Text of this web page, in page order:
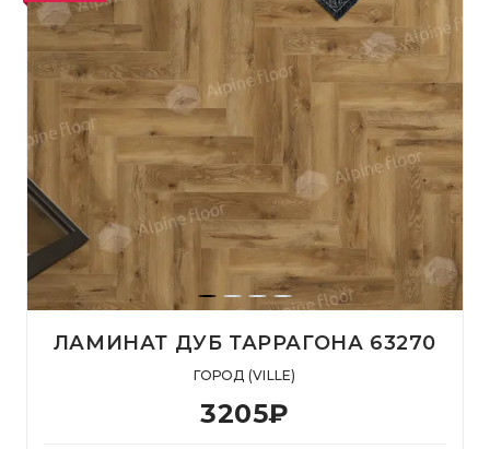
ЛАМИНАТ ДУБ ТАРРАГОНА 63270
ГОРОД (VILLE)
3205₽